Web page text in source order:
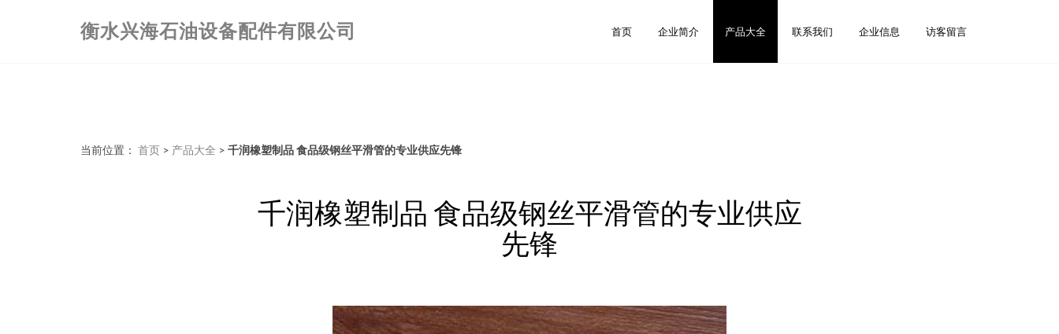
衡水兴海石油设备配件有限公司 首页 企业简介 产品大全 联系我们 企业信息 访客留言
当前位置： 首页 > 产品大全 > 千润橡塑制品 食品级钢丝平滑管的专业供应先锋
千润橡塑制品 食品级钢丝平滑管的专业供应
先锋